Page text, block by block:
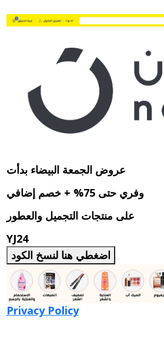
عروض الجمعة البيضاء بدأت
وفري حتى 75% + خصم إضافي
على منتجات التجميل والعطور
YJ24
اضغطي هنا لنسخ الكود
Privacy Policy